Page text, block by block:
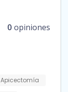
0 opiniones
Apicectomía